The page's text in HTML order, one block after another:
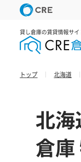
貸し倉庫の賃貸情報サイ
トップ 北海道
北
倉